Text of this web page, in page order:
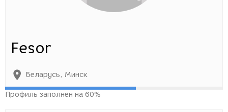
Fesor
Беларусь, Минск
Профиль заполнен на 60%